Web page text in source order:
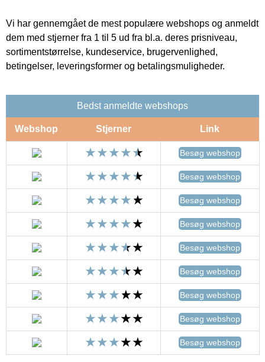
Vi har gennemgået de mest populære webshops og anmeldt
dem med stjerner fra 1 til 5 ud fra bl.a. deres prisniveau,
sortimentstørrelse, kundeservice, brugervenlighed,
betingelser, leveringsformer og betalingsmuligheder.
Bedst anmeldte webshops
Webshop Stjerner Link
Besøg webshop
Besøg webshop
Besøg webshop
Besøg webshop
Besøg webshop
Besøg webshop
Besøg webshop
Besøg webshop
Besøg webshop